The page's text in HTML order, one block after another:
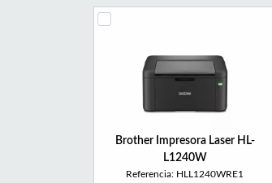
Brother Impresora Laser HL-
L1240W
Referencia: HLL1240WRE1